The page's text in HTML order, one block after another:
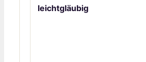
leichtgläubig